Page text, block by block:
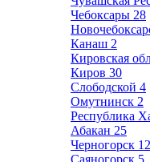
Чебоксары 28
Канаш 2
Кировская
Киров 30
Слободской 4
Омутнинск 2
Республика
Абакан 25
Черногорск 12
Саяногорск 5